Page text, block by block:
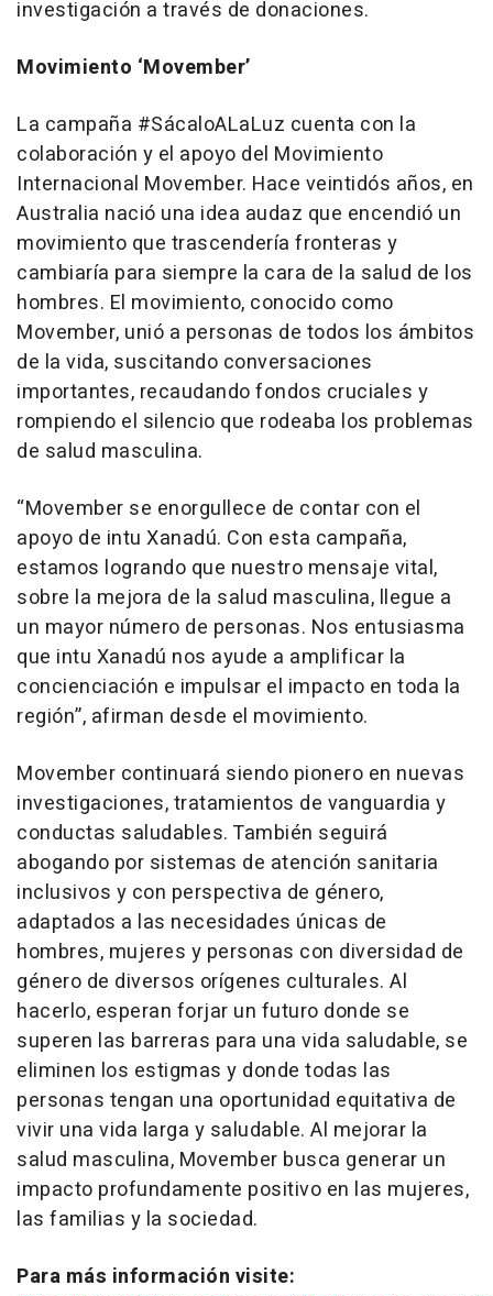
investigación a través de donaciones.
Movimiento ‘Movember’
La campaña #SácaloALaLuz cuenta con la
colaboración y el apoyo del Movimiento
Internacional Movember. Hace veintidós años, en
Australia nació una idea audaz que encendió un
movimiento que trascendería fronteras y
cambiaría para siempre la cara de la salud de los
hombres. El movimiento, conocido como
Movember, unió a personas de todos los ámbitos
de la vida, suscitando conversaciones
importantes, recaudando fondos cruciales y
rompiendo el silencio que rodeaba los problemas
de salud masculina.
“Movember se enorgullece de contar con el
apoyo de intu Xanadú. Con esta campaña,
estamos logrando que nuestro mensaje vital,
sobre la mejora de la salud masculina, llegue a
un mayor número de personas. Nos entusiasma
que intu Xanadú nos ayude a amplificar la
concienciación e impulsar el impacto en toda la
región”, afirman desde el movimiento.
Movember continuará siendo pionero en nuevas
investigaciones, tratamientos de vanguardia y
conductas saludables. También seguirá
abogando por sistemas de atención sanitaria
inclusivos y con perspectiva de género,
adaptados a las necesidades únicas de
hombres, mujeres y personas con diversidad de
género de diversos orígenes culturales. Al
hacerlo, esperan forjar un futuro donde se
superen las barreras para una vida saludable, se
eliminen los estigmas y donde todas las
personas tengan una oportunidad equitativa de
vivir una vida larga y saludable. Al mejorar la
salud masculina, Movember busca generar un
impacto profundamente positivo en las mujeres,
las familias y la sociedad.
Para más información visite: